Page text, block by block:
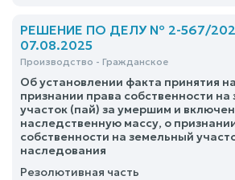
РЕШЕНИЕ ПО ДЕЛУ № 2-567/
07.08.2025
Производство - Гражданское
Об установлении факта принятия
признании права собственности
участок (пай) за умершим и
наследственную массу, о
собственности на земельный
наследования
Резолютивная часть